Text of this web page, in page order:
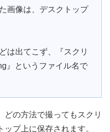
画像は、デスクトップ
は出てこず、『スクリ
』というファイル名で
の方法で撮ってもスクリ
プ上に保存されます。